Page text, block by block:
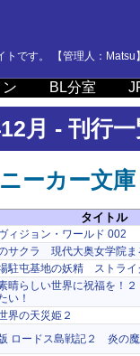
トです。 【管理人：Matsu
ン BL分室
月 - 刊行一
ーカー文庫
タイトル
ィジョン・ワールド 002
サクラ 現代大奥女学院ま
駐屯基地の妖精 ストライ
晴らしい世界に祝福を！
い！
界の天災姫２
ロードス島戦記２ 炎の